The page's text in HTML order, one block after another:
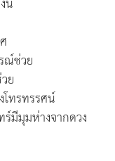
ณ์ช่วย
ย
โทรทรรศน์
มีมุมห่างจากดวง